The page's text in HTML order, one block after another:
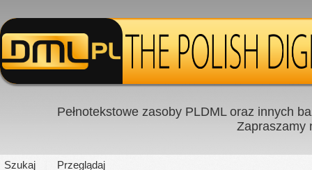
Pełnotekstowe zasoby PLDML oraz innych
Zapraszamy
Szukaj Przeglądaj